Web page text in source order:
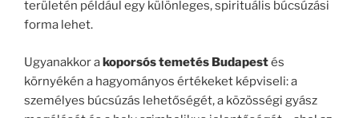
területén például egy különleges, spirituális búcsúzási
forma lehet.
Ugyanakkor akoporsós temetés Budapestés
környékén a hagyományos értékeket képviseli: a
személyes búcsúzás lehetőségét, a közösségi gyász